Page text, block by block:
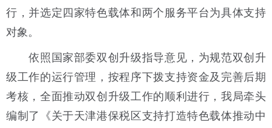
行，并选定四家特色载体和两个服务平台为具体支持
对象。
依照国家部委双创升级指导意见，为规范双创升
级工作的运行管理，按程序下拨支持资金及完善后期
考核，全面推动双创升级工作的顺利进行，我局牵头
编制了《关于天津港保税区支持打造特色载体推动中